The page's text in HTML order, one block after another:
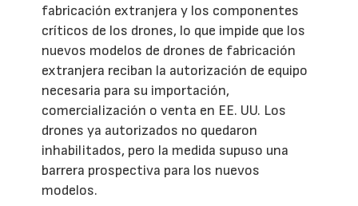
fabricación extranjera y los componentes
críticos de los drones, lo que impide que los
nuevos modelos de drones de fabricación
extranjera reciban la autorización de equipo
necesaria para su importación,
comercialización o venta en EE. UU. Los
drones ya autorizados no quedaron
inhabilitados, pero la medida supuso una
barrera prospectiva para los nuevos
modelos.